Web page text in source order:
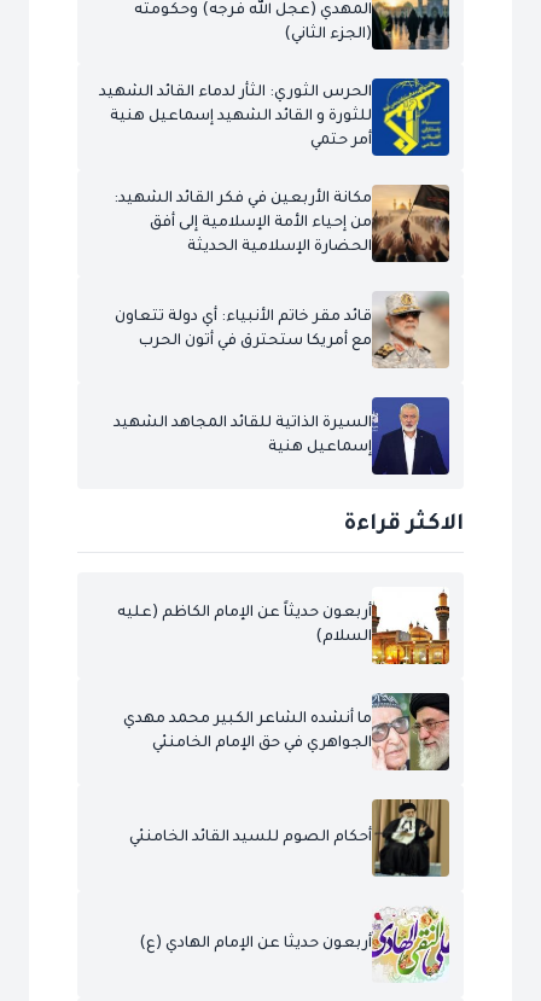
المهدي (عجل الله فرجه) وحكومته
(الجزء الثاني)
الحرس الثوري: الثأر لدماء القائد الشهيد
للثورة و القائد الشهيد إسماعيل هنية
أمر حتمي
مكانة الأربعين في فكر القائد الشهيد:
من إحياء الأمة الإسلامية إلى أفق
الحضارة الإسلامية الحديثة
قائد مقر خاتم الأنبياء: أي دولة تتعاون
مع أمريكا ستحترق في أتون الحرب
السيرة الذاتية للقائد المجاهد الشهيد
إسماعيل هنية
الاكثر قراءة
أربعون حديثاً عن الإمام الكاظم (عليه
السلام)
ما أنشده الشاعر الكبير محمد مهدي
الجواهري في حق الإمام الخامنئي
أحكام الصوم للسيد القائد الخامنئي
أربعون حديثا عن الإمام الهادي (ع)